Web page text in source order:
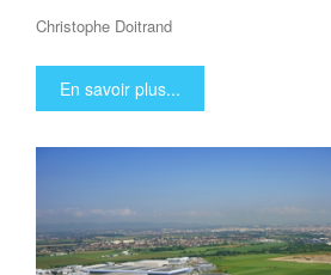
Christophe Doitrand
En savoir plus...